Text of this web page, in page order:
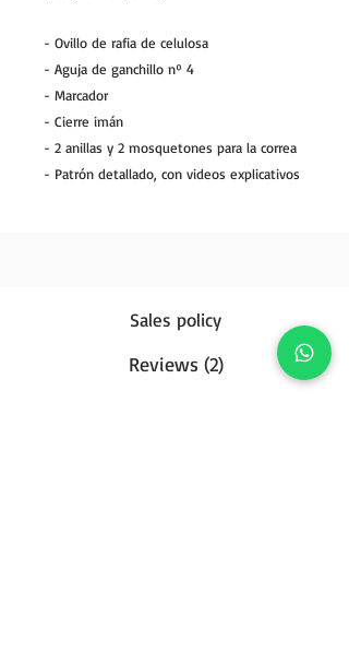
- Ovillo de rafia de celulosa
- Aguja de ganchillo nº 4
- Marcador
- Cierre imán
- 2 anillas y 2 mosquetones para la correa
- Patrón detallado, con videos explicativos
Sales policy
Reviews (2)